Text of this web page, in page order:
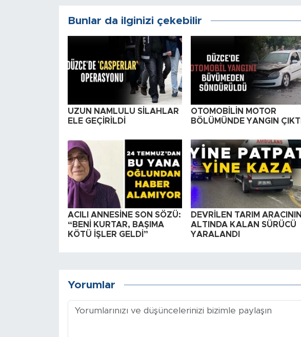
Bunlar da ilginizi çekebilir
UZUN NAMLULU SİLAHLAR
ELE GEÇİRİLDİ
OTOMOBİLİN MOTOR
BÖLÜMÜNDE YANGIN ÇIKTI
ACILI ANNESİNE SON SÖZÜ:
“BENİ KURTAR, BAŞIMA
KÖTÜ İŞLER GELDİ”
DEVRİLEN TARIM ARACININ
ALTINDA KALAN SÜRÜCÜ
YARALANDI
Yorumlar